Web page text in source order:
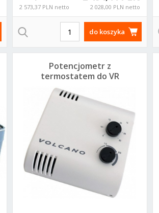
2 573,37 PLN netto 2 028,00 PLN netto
do koszyka
Potencjometr z
termostatem do VR
EC 1-4-0101-0473